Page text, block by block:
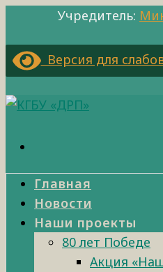
Учредитель:
Версия для
Главная
Новости
Наши проекты
80 лет Победе
Акция